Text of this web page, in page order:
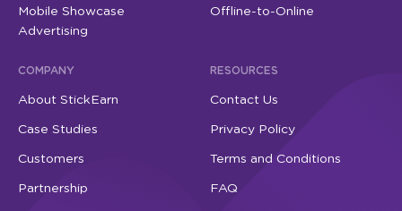
Mobile Showcase
Advertising
Offline-to-Online
COMPANY
About StickEarn
Case Studies
Customers
Partnership
RESOURCES
Contact Us
Privacy Policy
Terms and Conditions
FAQ